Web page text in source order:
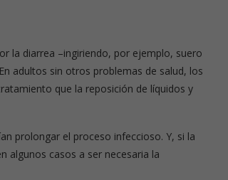
la diarrea –ingiriendo, por ejemplo, suero
adultos sin otros problemas de salud, los
que la reposición de líquidos y
prolongar el proceso infeccioso. Y, si la
algunos casos a ser necesaria la